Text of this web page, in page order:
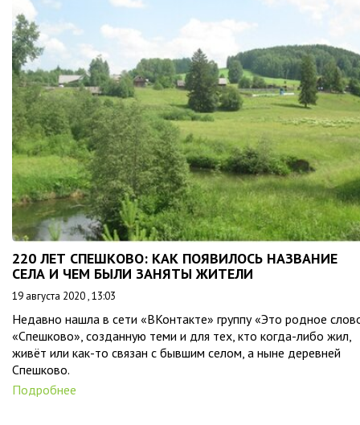
220 ЛЕТ СПЕШКОВО: КАК ПОЯВИЛОСЬ НАЗВАНИЕ
СЕЛА И ЧЕМ БЫЛИ ЗАНЯТЫ ЖИТЕЛИ
19 августа 2020 , 13:03
Недавно нашла в сети «ВКонтакте» группу «Это родное
«Спешково», созданную теми и для тех, кто когда-либо жил,
живёт или как-то связан с бывшим селом, а ныне деревней
Спешково.
Подробнее